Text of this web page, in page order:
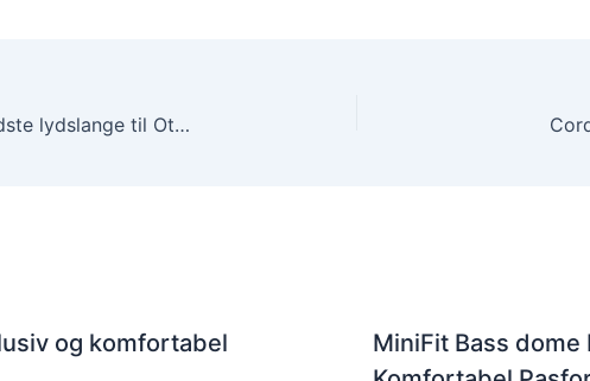
Corda 2 Tube 0.9 1R – Eksklusiv og Bedste lydslange til Oticon
og komfortabel
MiniFit Bass dome